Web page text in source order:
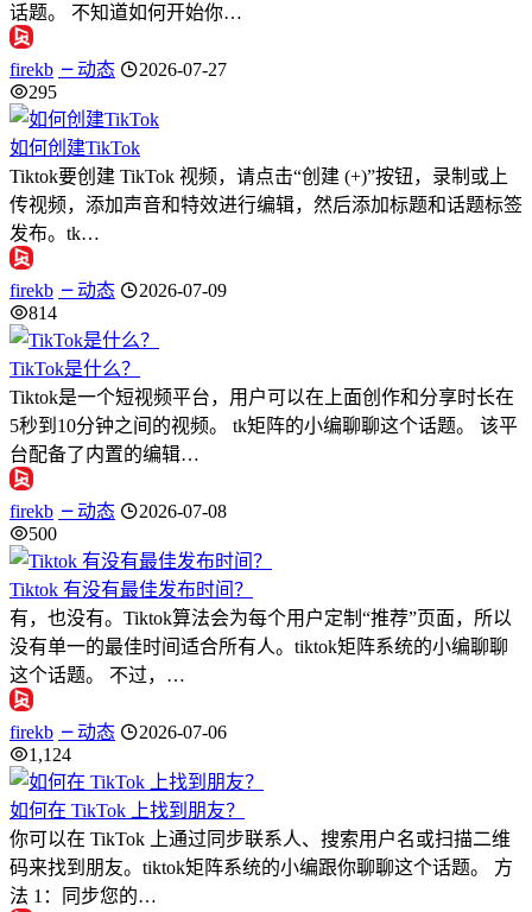
话题。 不知道如何开始你…
firekb 动态
2026-07-27
295
如何创建TikTok
Tiktok要创建 TikTok 视频，请点击“创建 (+)”按钮，录制或上
传视频，添加声音和特效进行编辑，然后添加标题和话题标签
发布。tk…
firekb 动态
2026-07-09
814
TikTok是什么？
Tiktok是一个短视频平台，用户可以在上面创作和分享时长在
5秒到10分钟之间的视频。 tk矩阵的小编聊聊这个话题。 该平
台配备了内置的编辑…
firekb 动态
2026-07-08
500
Tiktok 有没有最佳发布时间？
有，也没有。Tiktok算法会为每个用户定制“推荐”页面，所以
没有单一的最佳时间适合所有人。tiktok矩阵系统的小编聊聊
这个话题。 不过，…
firekb 动态
2026-07-06
1,124
如何在 TikTok 上找到朋友？
你可以在 TikTok 上通过同步联系人、搜索用户名或扫描二维
码来找到朋友。tiktok矩阵系统的小编跟你聊聊这个话题。 方
法 1：同步您的…